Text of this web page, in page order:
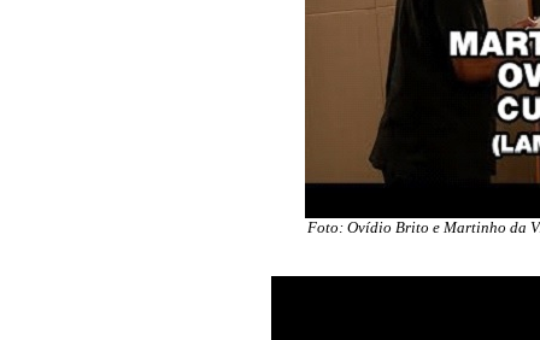
Foto: Ovídio Brito e Martinho da